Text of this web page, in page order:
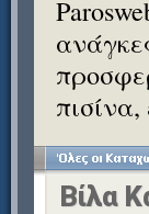
Βίλα